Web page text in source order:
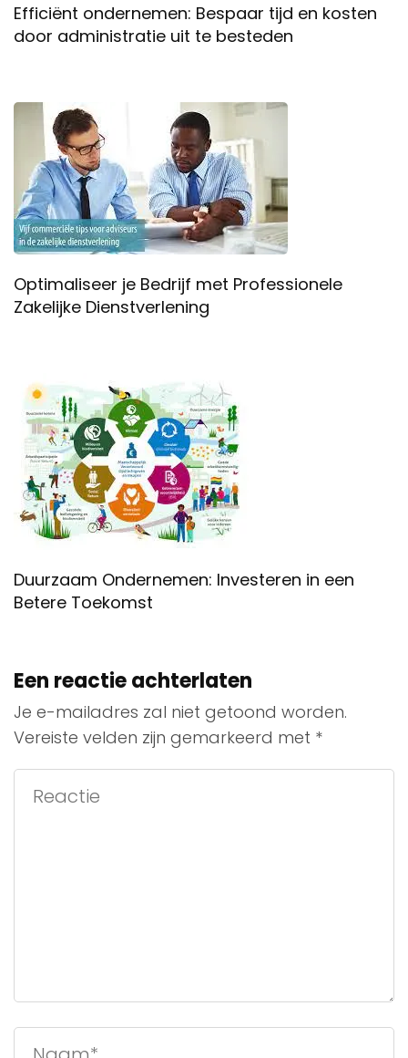
Efficiënt ondernemen: Bespaar tijd en kosten
door administratie uit te besteden
Optimaliseer je Bedrijf met Professionele
Zakelijke Dienstverlening
Duurzaam Ondernemen: Investeren in een
Betere Toekomst
Een reactie achterlaten
Je e-mailadres zal niet getoond worden.
Vereiste velden zijn gemarkeerd met *